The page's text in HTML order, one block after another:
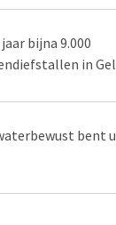
bijna 9.000
in
bent